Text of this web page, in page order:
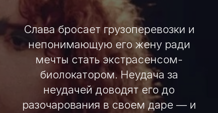
Слава бросает грузоперевозки и
непонимающую его жену ради
мечты стать экстрасенсом-
биолокатором. Неудача за
неудачей доводят его до
разочарования в своем даре — и